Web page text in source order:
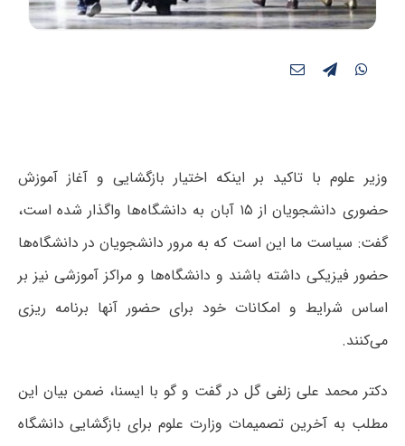
وزیر علوم با تاکید بر اینکه اختیار بازگشایی و آغاز آموزش
حضوری دانشجویان از ۱۵ آبان به دانشگاه‌ها واگذار شده است،
گفت: سیاست ما این است که به مرور دانشجویان در دانشگاه‌ها
حضور فیزیکی داشته باشند و دانشگاه‌ها و مراکز آموزشی نیز بر
اساس شرایط و امکانات خود برای حضور آنها برنامه ریزی
می‌کنند.
دکتر محمد علی زلفی گل در گفت و گو با ایسنا، ضمن بیان این
مطلب به آخرین تصمیمات وزارت علوم برای بازگشایی دانشگاه